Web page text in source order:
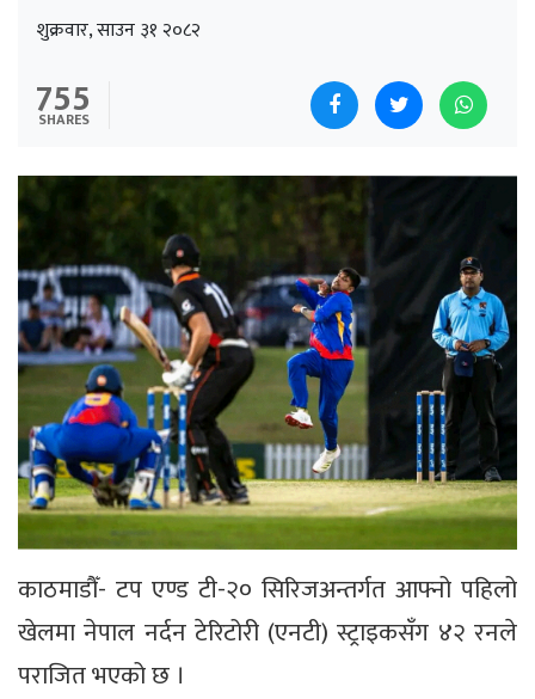
शुक्रवार, साउन ३१ २०८२
755
SHARES
काठमाडौँ- टप एण्ड टी-२० सिरिजअन्तर्गत आफ्नो पहिलो
खेलमा नेपाल नर्दन टेरिटोरी (एनटी) स्ट्राइकसँग ४२ रनले
पराजित भएको छ ।